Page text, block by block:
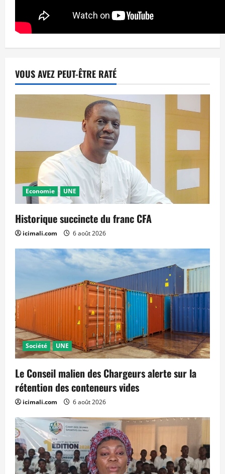
VOUS AVEZ PEUT-ÊTRE RATÉ
Economie UNE
Historique succincte du franc CFA
icimali.com 6 août 2026
Société UNE
Le Conseil malien des Chargeurs alerte sur la
rétention des conteneurs vides
icimali.com 6 août 2026